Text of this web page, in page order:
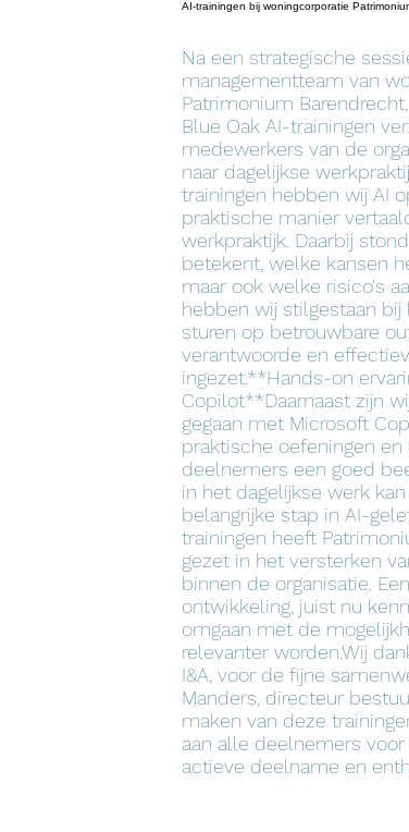
AI-trainingen bij woningcorporatie
Na een strategische
managementteam van
Patrimonium
Blue Oak AI-trainingen
medewerkers van de
naar dagelijkse
trainingen hebben wij AI
praktische manier
werkpraktijk. Daarbij
betekent, welke kansen
maar ook welke risico's
hebben wij stilgestaan
sturen op betrouwbare
verantwoorde en
ingezet.**Hands-on
Copilot**Daarnaast zijn
gegaan met Microsoft
praktische oefeningen
deelnemers een goed
in het dagelijkse werk
belangrijke stap in AI-
trainingen heeft
gezet in het versterken
binnen de organisatie.
ontwikkeling, juist nu
omgaan met de
relevanter worden.Wij
I&A, voor de fijne
Manders, directeur
maken van deze
aan alle deelnemers voor
actieve deelname en